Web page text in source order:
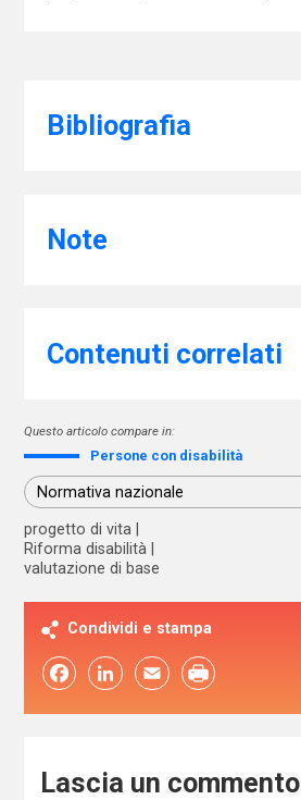
Bibliografia
Note
Contenuti correlati
Questo articolo compare in:
Persone con disabilità
Normativa nazionale
progetto di vita
Riforma disabilità
valutazione di base
Condividi e stampa
FacebookLinkedIn Email
Lascia un commento